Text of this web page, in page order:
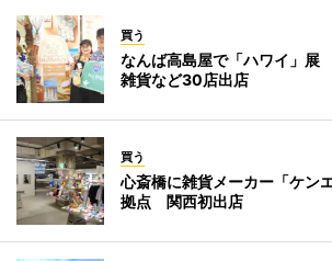
買う
なんば高島屋で「ハワイ」展
雑貨など30店出店
買う
心斎橋に雑貨メーカー「ケン
拠点 関西初出店